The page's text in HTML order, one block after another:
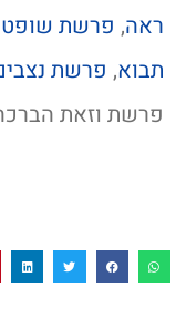
ראה, פרשת
תבוא, פרשת
פרשת וזאת